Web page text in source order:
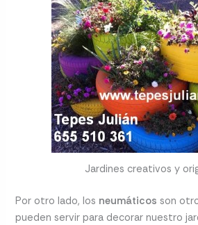
Jardines creativos y
Por otro lado, los neumáticos son
pueden servir para decorar nuestro